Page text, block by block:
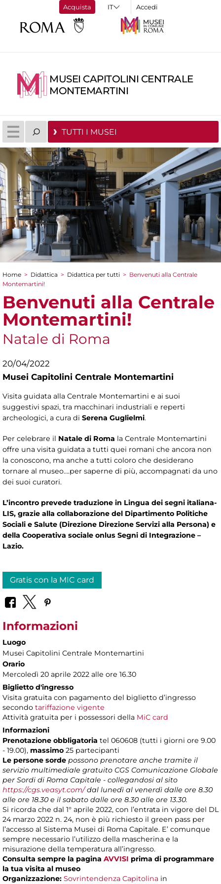
Acquista Accedi
MUSEI CAPITOLINI CENTRALE
MONTEMARTINI
TUTTI I MUSEI
Tu sei qui
Home > Didattica > Didattica per tutti > Benvenuti alla Centrale
Montemartini!
Benvenuti alla Centrale
Montemartini!
Natale di Roma
20/04/2022
Musei Capitolini Centrale Montemartini
Visita guidata alla Centrale Montemartini e ai suoi
suggestivi spazi, tra macchinari industriali e reperti
archeologici, a cura di Serena Guglielmi.
Per celebrare il Natale di Roma la Centrale Montemartini
offre una visita guidata a tutti quei romani che ancora non
la conoscono, ma anche a tutti coloro che desiderano
tornare al museo….per saperne di più, accompagnati da uno
dei suoi curatori.
L’incontro prevede traduzione in Lingua dei segni italiana-
LIS, grazie alla collaborazione del Dipartimento Politiche
Sociali e Salute (Direzione Direzione Servizi alla Persona) e
della Cooperativa sociale onlus Segni di Integrazione –
Lazio.
Gratis con la MIC card
Informazioni
Luogo
Musei Capitolini Centrale Montemartini
Orario
Mercoledì 20 aprile 2022 alle ore 16.30
Biglietto d'ingresso
Visita gratuita con pagamento del biglietto d’ingresso
secondo tariffazione vigente
Attività gratuita per i possessori della MiC card
Informazioni
Prenotazione obbligatoria tel 060608 (tutti i giorni ore 9.00
- 19.00), massimo 25 partecipanti
Le persone sorde possono prenotare anche tramite il
servizio multimediale gratuito CGS Comunicazione Globale
per Sordi di Roma Capitale - collegandosi al sito
https://cgs.veasyt.com/dal lunedì al venerdì dalle ore 8.30
alle ore 18.30 e il sabato dalle ore 8.30 alle ore 13.30.
Si ricorda che dal 1° aprile 2022, con l’entrata in vigore del DL
24 marzo 2022 n. 24, non è più richiesto il green pass per
l’accesso al Sistema Musei di Roma Capitale. E’ comunque
sempre necessario l’utilizzo della mascherina e la
misurazione della temperatura all’ingresso.
Consulta sempre la pagina AVVISI prima di programmare
la tua visita al museo
Organizzazione: Sovrintendenza Capitolina in